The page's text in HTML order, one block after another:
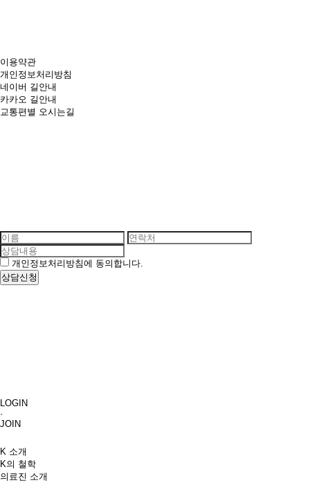
이용약관
개인정보처리방침
네이버 길안내
카카오 길안내
교통편별 오시는길
개인정보처리방침에 동의합니다.
LOGIN
·
JOIN
K 소개
K의 철학
의료진 소개